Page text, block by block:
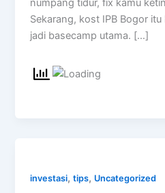
numpang tidur, fix kamu
Sekarang, kost IPB Bogor itu
jadi basecamp utama. […]
investasi,tips, Uncategorized